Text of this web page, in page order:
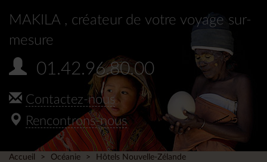
MAKILA , créateur de votre voyage sur-
mesure
01.42.96.80.00
Contactez-nous
Rencontrons-nous
Accueil Océanie Hôtels Nouvelle-Zélande